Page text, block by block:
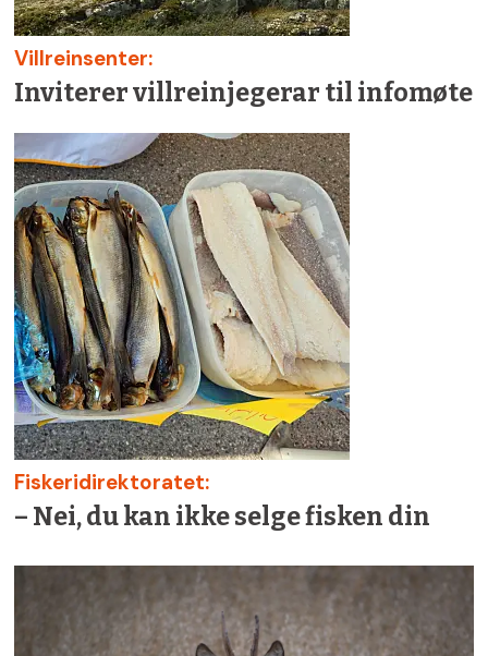
Villreinsenter:
Inviterer villreinjegerar til infomøte
Fiskeridirektoratet:
– Nei, du kan ikke selge fisken din